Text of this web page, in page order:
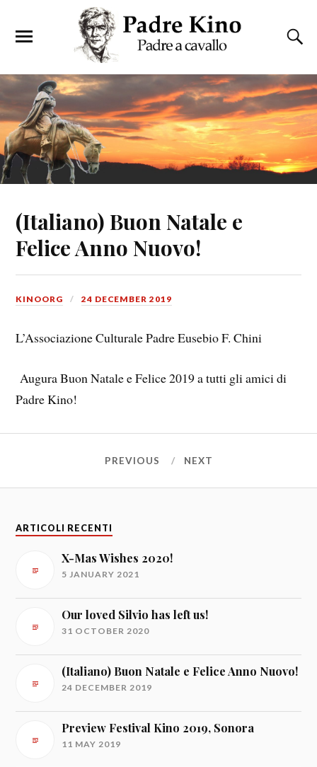
(Italiano) Buon Natale e
Felice Anno Nuovo!
KINOORG 24 DECEMBER 2019
L’Associazione Culturale Padre Eusebio F. Chini
Augura Buon Natale e Felice 2019 a tutti gli amici di
Padre Kino!
PREVIOUS NEXT
ARTICOLI RECENTI
X-Mas Wishes 2020!
5 JANUARY 2021
Our loved Silvio has left us!
31 OCTOBER 2020
(Italiano) Buon Natale e Felice Anno Nuovo!
24 DECEMBER 2019
Preview Festival Kino 2019, Sonora
11 MAY 2019